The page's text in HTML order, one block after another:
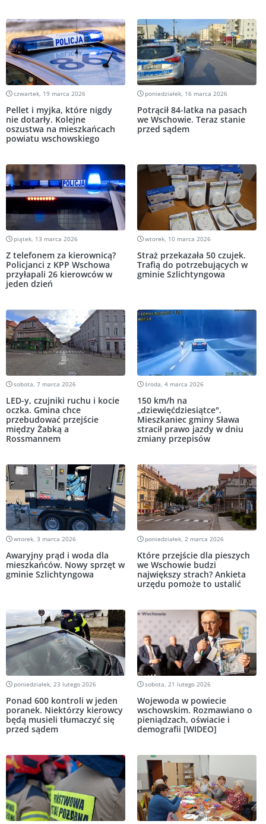
czwartek, 19 marca 2026
Pellet i myjka, które nigdy
nie dotarły. Kolejne
oszustwa na mieszkańcach
powiatu wschowskiego
poniedziałek, 16 marca 2026
Potrącił 84-latka na pasach
we Wschowie. Teraz stanie
przed sądem
piątek, 13 marca 2026
Z telefonem za kierownicą?
Policjanci z KPP Wschowa
przyłapali 26 kierowców w
jeden dzień
wtorek, 10 marca 2026
Straż przekazała 50 czujek.
Trafią do potrzebujących w
gminie Szlichtyngowa
sobota, 7 marca 2026
LED-y, czujniki ruchu i kocie
oczka. Gmina chce
przebudować przejście
między Żabką a
Rossmannem
środa, 4 marca 2026
150 km/h na
„dziewięćdziesiątce".
Mieszkaniec gminy Sława
stracił prawo jazdy w dniu
zmiany przepisów
wtorek, 3 marca 2026
Awaryjny prąd i woda dla
mieszkańców. Nowy sprzęt w
gminie Szlichtyngowa
poniedziałek, 2 marca 2026
Które przejście dla pieszych
we Wschowie budzi
największy strach? Ankieta
urzędu pomoże to ustalić
poniedziałek, 23 lutego 2026
Ponad 600 kontroli w jeden
poranek. Niektórzy kierowcy
będą musieli tłumaczyć się
przed sądem
sobota, 21 lutego 2026
Wojewoda w powiecie
wschowskim. Rozmawiano o
pieniądzach, oświacie i
demografii [WIDEO]